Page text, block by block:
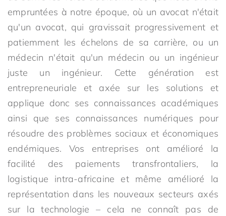
empruntées à notre époque, où un avocat n'était
qu'un avocat, qui gravissait progressivement et
patiemment les échelons de sa carrière, ou un
médecin n'était qu'un médecin ou un ingénieur
juste un ingénieur. Cette génération est
entrepreneuriale et axée sur les solutions et
applique donc ses connaissances académiques
ainsi que ses connaissances numériques pour
résoudre des problèmes sociaux et économiques
endémiques. Vos entreprises ont amélioré la
facilité des paiements transfrontaliers, la
logistique intra-africaine et même amélioré la
représentation dans les nouveaux secteurs axés
sur la technologie – cela ne connaît pas de